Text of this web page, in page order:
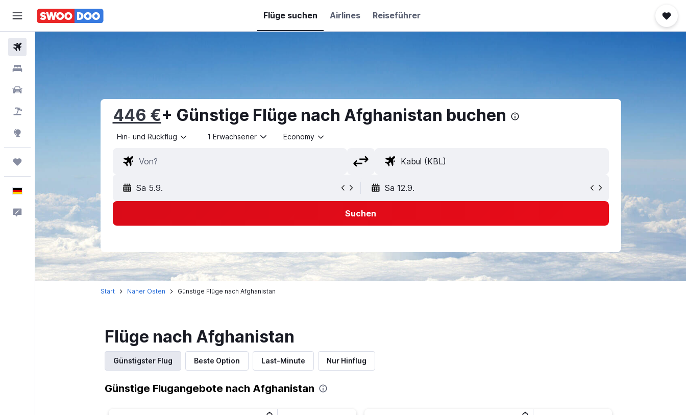
Flüge suchen Airlines Reiseführer
Feedback
446 €+ Günstige Flüge nach Afghanistan buchen
Hin- und Rückflug 1 Erwachsener Economy
Sa 5.9. Sa 12.9.
Suchen
Start Naher Osten Günstige Flüge nach Afghanistan
Flüge nach Afghanistan
Günstigster Flug Beste Option Last-Minute Nur Hinflug
Günstige Flugangebote nach Afghanistan